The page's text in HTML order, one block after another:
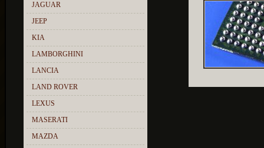
JAGUAR
JEEP
KIA
LAMBORGHINI
LANCIA
LAND ROVER
LEXUS
MASERATI
MAZDA